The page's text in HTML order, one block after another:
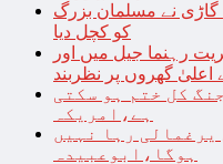
نے مسلمان بزرگ
کو کچل دیا
رہنما جیل میں اور
اعلیٰ گھروں پر نظربند
کل ختم ہو سکتی
ہے،امریکہ
رہا نہیں
ہوگا،ابوعبیدہ